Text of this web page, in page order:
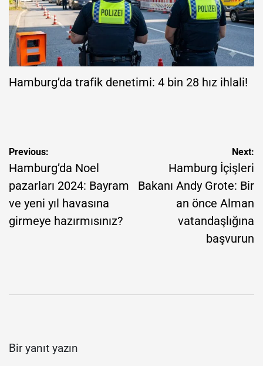
Hamburg’da trafik denetimi: 4 bin 28 hız ihlali!
Yazı
gezinmesi
Previous:
Hamburg’da Noel
pazarları 2024: Bayram
ve yeni yıl havasına
girmeye hazırmısınız?
Next:
Hamburg İçişleri
Bakanı Andy Grote: Bir
an önce Alman
vatandaşlığına
başvurun
Bir yanıt yazın